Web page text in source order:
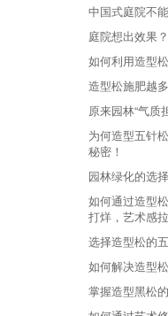
中国式庭院不
庭院想出效果
如何利用造型
造型松施肥越
原来园林“气质
为何造型五针
秘密！
园林绿化的选
如何通过造型
打烊，艺术感拉
选择造型松的
如何解决造型
掌握造型黑松